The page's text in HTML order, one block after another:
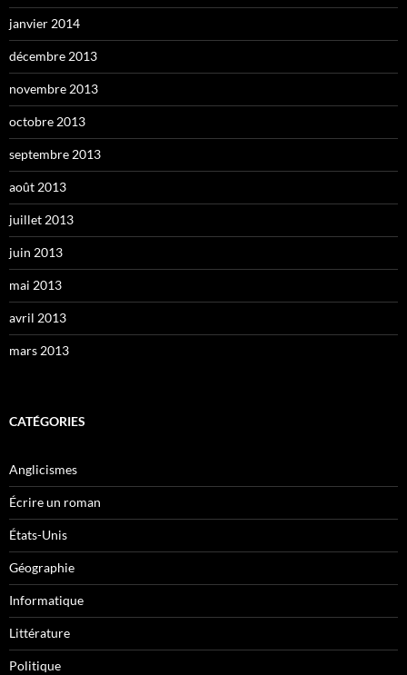
janvier 2014
décembre 2013
novembre 2013
octobre 2013
septembre 2013
août 2013
juillet 2013
juin 2013
mai 2013
avril 2013
mars 2013
CATÉGORIES
Anglicismes
Écrire un roman
États-Unis
Géographie
Informatique
Littérature
Politique